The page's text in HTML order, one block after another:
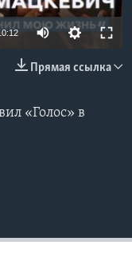
Прямая ссылка
«Голос» в